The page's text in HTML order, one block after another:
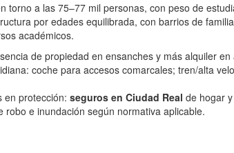
torno a las 75–77 mil personas, con peso de
por edades equilibrada, con barrios de
académicos.
de propiedad en ensanches y más alquiler
coche para accesos comarcales; tren/alta
en protección: seguros en Ciudad Real de hogar
robo e inundación según normativa aplicable.